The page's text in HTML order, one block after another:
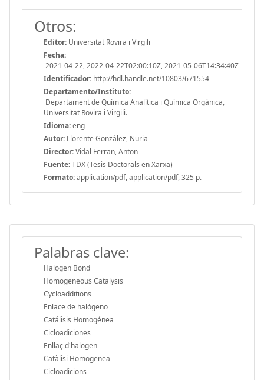
Otros:
Editor: Universitat Rovira i Virgili
Fecha:
2021-04-22, 2022-04-22T02:00:10Z, 2021-05-06T14:34:40Z
Identificador: http://hdl.handle.net/10803/671554
Departamento/Instituto:
Departament de Química Analítica i Química Orgànica,
Universitat Rovira i Virgili.
Idioma:eng
Autor: Llorente González, Nuria
Director:Vidal Ferran, Anton
Fuente:TDX (Tesis Doctorals en Xarxa)
Formato:application/pdf, application/pdf, 325 p.
Palabras clave:
Halogen Bond
Homogeneous Catalysis
Cycloadditions
Enlace de halógeno
Catálisis Homogénea
Cicloadiciones
Enllaç d'halogen
Catàlisi Homogenea
Cicloadicions